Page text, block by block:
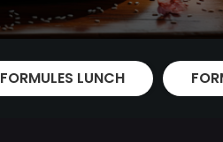
FORMULES LUNCH